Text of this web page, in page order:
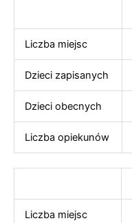
Liczba miejsc
Dzieci zapisanych
Dzieci obecnych
Liczba opiekunów
Liczba miejsc